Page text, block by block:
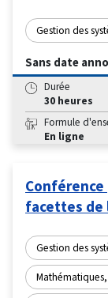
Gestion des
Sans date
Durée
30 heures
Formule
En ligne
facettes de
Gestion des